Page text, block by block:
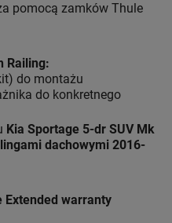
pomocą zamków Thule
Railing:
do montażu
do konkretnego
Kia Sportage 5-dr SUV Mk
dachowymi 2016-
Extended warranty